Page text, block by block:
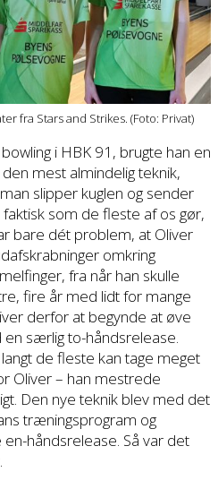
fra Stars and Strikes. (Foto: Privat)
i HBK 91, brugte han en
mest almindelig teknik,
slipper kuglen og sender
som de fleste af os gør,
bare dét problem, at Oliver
omkring
fra når han skulle
fire år med lidt for mange
derfor at begynde at øve
særlig to-håndsrelease.
de fleste kan tage meget
Oliver – han mestrede
Den nye teknik blev med det
træningsprogram og
håndsrelease. Så var det